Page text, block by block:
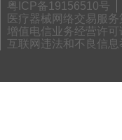
粤ICP备19156510号
医疗器械网络交易服
增值电信业务经营许
互联网违法和不良信